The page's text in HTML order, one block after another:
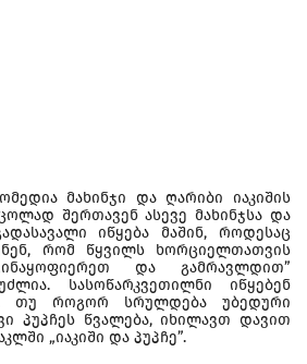
მახინჯი და ღარიბი იაკიშის
შერთავენ ასევე მახინჯსა და
იწყება მაშინ, როდესაც
რომ წყვილს ხორციელთათვის
და გამრავლდით”
სასოწარკვეთილნი იწყებენ
თუ როგორ სრულდება უბედური
პუპჩეს წვალება, იხილავთ დავით
„იაკიში და პუპჩე”.